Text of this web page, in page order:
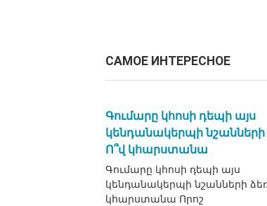
САМОЕ ИНТЕРЕСНОЕ
Գումարը կհոսի դեպի այս
կենդանակերպի նշանների
Ո՞վ կհարստանա
Գումարը կհոսի դեպի այս
կենդանակերպի նշանների
կհարստանա Որոշ